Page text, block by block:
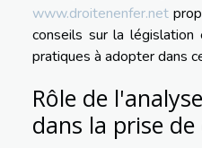
www.droitenenfer.net
conseils sur la
pratiques à adopter dans
Rôle de
dans la prise de